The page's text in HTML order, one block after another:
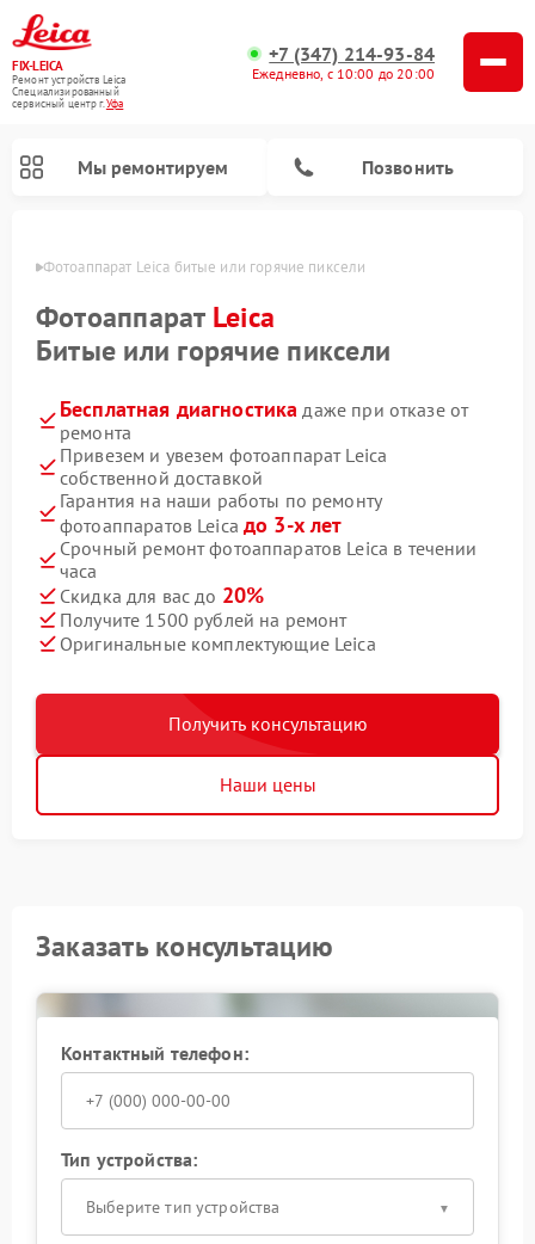
FIX-LEICA
Ремонт устройств Leica
Специализированный
cервисный центр г.Уфа
+7 (347) 214-93-84
Ежедневно, с 10:00 до 20:00
Мы ремонтируем Позвонить
Фотоаппарат Leica битые или горячие пиксели
Фотоаппарат Leica
Битые или горячие пиксели
Бесплатная диагностика даже при отказе от
ремонта
Привезем и увезем фотоаппарат Leica
собственной доставкой
Гарантия на наши работы по ремонту
фотоаппаратов Leicaдо 3-х лет
Срочный ремонт фотоаппаратов Leica в течении
часа
Скидка для вас до 20%
Получите 1500 рублей на ремонт
Оригинальные комплектующие Leica
Получить консультацию
Наши цены
Заказать консультацию
Контактный телефон:
Тип устройства:
Выберите тип устройства